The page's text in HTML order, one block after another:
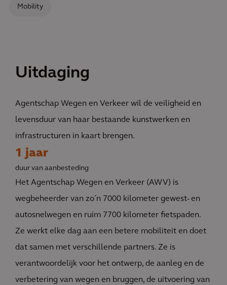
Mobility
Uitdaging
Agentschap Wegen en Verkeer wil de veiligheid en
levensduur van haar bestaande kunstwerken en
infrastructuren in kaart brengen.
1 jaar
duur van aanbesteding
Het Agentschap Wegen en Verkeer (AWV) is
wegbeheerder van zo´n 7000 kilometer gewest- en
autosnelwegen en ruim 7700 kilometer fietspaden.
Ze werkt elke dag aan een betere mobiliteit en doet
dat samen met verschillende partners. Ze is
verantwoordelijk voor het ontwerp, de aanleg en de
verbetering van wegen en bruggen, de uitvoering van